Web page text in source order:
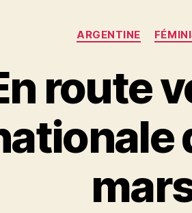
ARGENTINE
route